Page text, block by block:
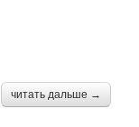
читать дальше →